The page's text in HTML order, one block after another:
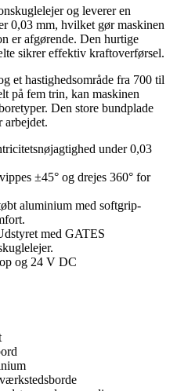
og leverer en
0,03 mm, hvilket gør maskinen
er afgørende. Den hurtige
sikrer effektiv kraftoverførsel.
et hastighedsområde fra 700 til
på fem trin, kan maskinen
Den store bundplade
arbejdet.
under 0,03
±45° og drejes 360° for
aluminium med softgrip-
med GATES
og 24 V DC